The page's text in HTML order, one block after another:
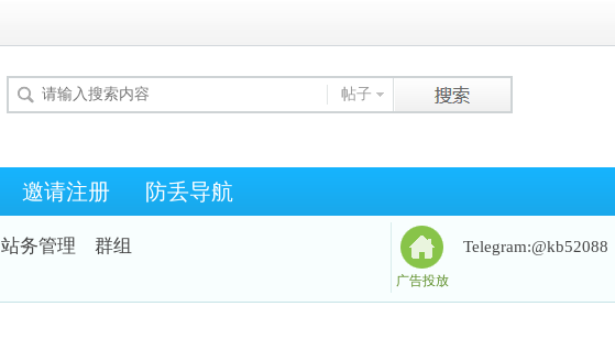
帖子
邀请注册 防丢导航
站务管理 群组 Telegram:@kb52088
广告投放